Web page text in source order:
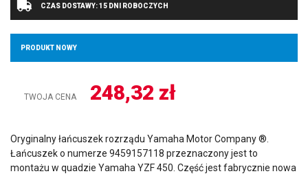
CZAS DOSTAWY: 15 DNI ROBOCZYCH
PRODUKT NOWY
TWOJA CENA 248,32 zł
Oryginalny łańcuszek rozrządu Yamaha Motor Company ®.
Łańcuszek o numerze 9459157118 przeznaczony jest to
montażu w quadzie Yamaha YZF 450. Część jest fabrycznie nowa